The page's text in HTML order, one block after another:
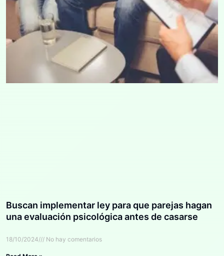
Buscan implementar ley para que parejas hagan
una evaluación psicológica antes de casarse
18/10/2024 No hay comentarios